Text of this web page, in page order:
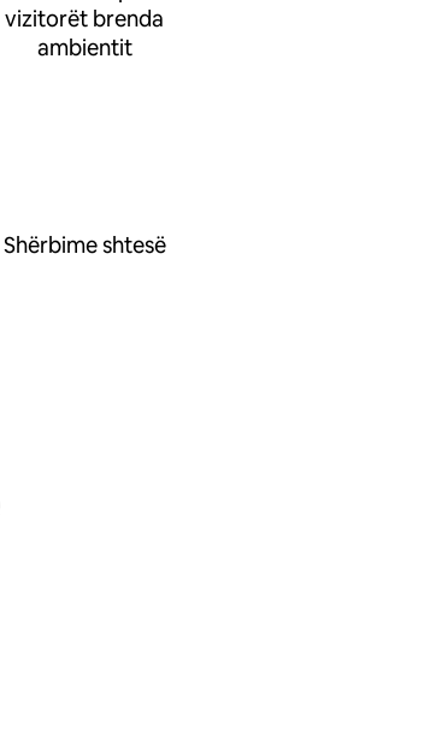
vizitorët brenda
ambientit
Shërbime shtesë